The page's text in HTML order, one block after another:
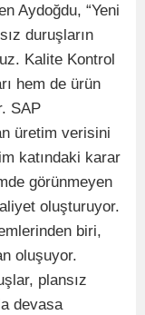
Aydoğdu, “Yeni
duruşların
Kalite Kontrol
hem de ürün
SAP
üretim verisini
katındaki karar
görünmeyen
oluşturuyor.
biri,
oluşuyor.
plansız
devasa